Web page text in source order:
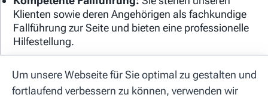
Klienten sowie deren Angehörigen als fachkundige
Fallführung zur Seite und bieten eine professionelle
Hilfestellung.
Tagesverantwortung & Qualität:Sie setzen den
Pflegeprozess eigenverantwortlich um und tragen
durch Ihr Fachwissen aktiv zur Sicherung und
Impressum
Hilfe
Kontakt
Um unsere Webseite für Sie optimal zu gestalten und
fortlaufend verbessern zu können, verwenden wir